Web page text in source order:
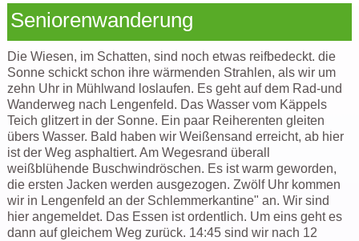
Seniorenwanderung
Die Wiesen, im Schatten, sind noch etwas reifbedeckt. die
Sonne schickt schon ihre wärmenden Strahlen, als wir um
zehn Uhr in Mühlwand loslaufen. Es geht auf dem Rad-und
Wanderweg nach Lengenfeld. Das Wasser vom Käppels
Teich glitzert in der Sonne. Ein paar Reiherenten gleiten
übers Wasser. Bald haben wir Weißensand erreicht, ab hier
ist der Weg asphaltiert. Am Wegesrand überall
weißblühende Buschwindröschen. Es ist warm geworden,
die ersten Jacken werden ausgezogen. Zwölf Uhr kommen
wir in Lengenfeld an der Schlemmerkantine" an. Wir sind
hier angemeldet. Das Essen ist ordentlich. Um eins geht es
dann auf gleichem Weg zurück. 14:45 sind wir nach 12